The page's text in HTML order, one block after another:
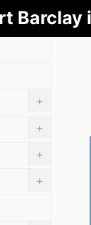
+
+
+
+